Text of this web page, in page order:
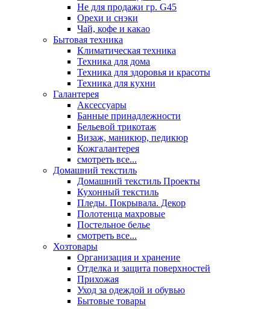
Не для продажи гр. G45
Орехи и снэки
Чай, кофе и какао
Бытовая техника
Климатическая техника
Техника для дома
Техника для здоровья и красоты
Техника для кухни
Галантерея
Аксессуары
Банные принадлежности
Бельевой трикотаж
Визаж, маникюр, педикюр
Кожгалантерея
смотреть все...
Домашний текстиль
Домашний текстиль Проекты
Кухонный текстиль
Пледы. Покрывала. Декор
Полотенца махровые
Постельное белье
смотреть все...
Хозтовары
Организация и хранение
Отделка и защита поверхностей
Прихожая
Уход за одеждой и обувью
Бытовые товары